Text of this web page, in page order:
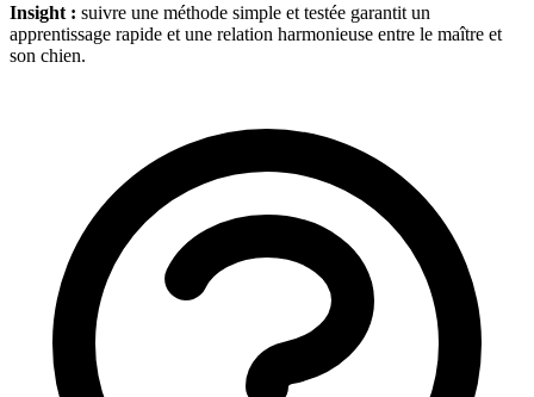
Insight : suivre une méthode simple et testée garantit un
apprentissage rapide et une relation harmonieuse entre le maître et
son chien.